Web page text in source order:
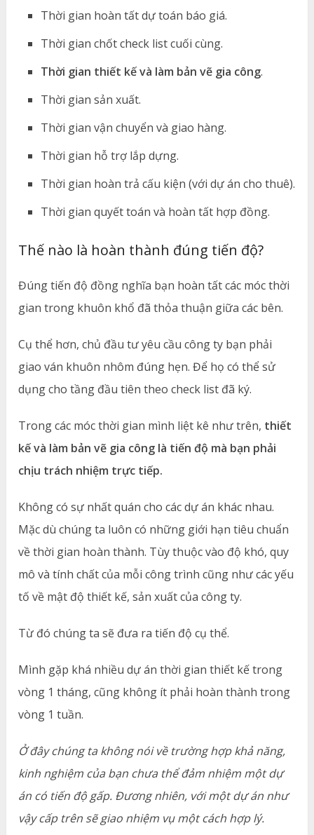
Thời gian hoàn tất dự toán báo giá.
Thời gian chốt check list cuối cùng.
Thời gian thiết kế và làm bản vẽ gia công.
Thời gian sản xuất.
Thời gian vận chuyển và giao hàng.
Thời gian hỗ trợ lắp dựng.
Thời gian hoàn trả cấu kiện (với dự án cho thuê).
Thời gian quyết toán và hoàn tất hợp đồng.
Thế nào là hoàn thành đúng tiến độ?
Đúng tiến độ đồng nghĩa bạn hoàn tất các móc thời
gian trong khuôn khổ đã thỏa thuận giữa các bên.
Cụ thể hơn, chủ đầu tư yêu cầu công ty bạn phải
giao ván khuôn nhôm đúng hẹn. Để họ có thể sử
dụng cho tầng đầu tiên theo check list đã ký.
Trong các móc thời gian mình liệt kê như trên, thiết
kế và làm bản vẽ gia công là tiến độ mà bạn phải
chịu trách nhiệm trực tiếp.
Không có sự nhất quán cho các dự án khác nhau.
Mặc dù chúng ta luôn có những giới hạn tiêu chuẩn
về thời gian hoàn thành. Tùy thuộc vào độ khó, quy
mô và tính chất của mỗi công trình cũng như các yếu
tố về mật độ thiết kế, sản xuất của công ty.
Từ đó chúng ta sẽ đưa ra tiến độ cụ thể.
Mình gặp khá nhiều dự án thời gian thiết kế trong
vòng 1 tháng, cũng không ít phải hoàn thành trong
vòng 1 tuần.
Ở đây chúng ta không nói về trường hợp khả năng,
kinh nghiệm của bạn chưa thể đảm nhiệm một dự
án có tiến độ gấp. Đương nhiên, với một dự án như
vậy cấp trên sẽ giao nhiệm vụ một cách hợp lý.